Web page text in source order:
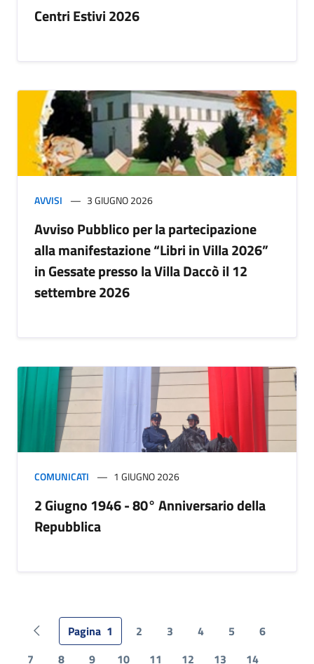
Centri Estivi 2026
AVVISI 3 GIUGNO 2026
Avviso Pubblico per la partecipazione
alla manifestazione “Libri in Villa 2026”
in Gessate presso la Villa Daccò il 12
settembre 2026
COMUNICATI 1 GIUGNO 2026
2 Giugno 1946 - 80° Anniversario della
Repubblica
Pagina precedente
Pagina 1 2 3 4 5
6
7
8 9 10 11 12 13 14